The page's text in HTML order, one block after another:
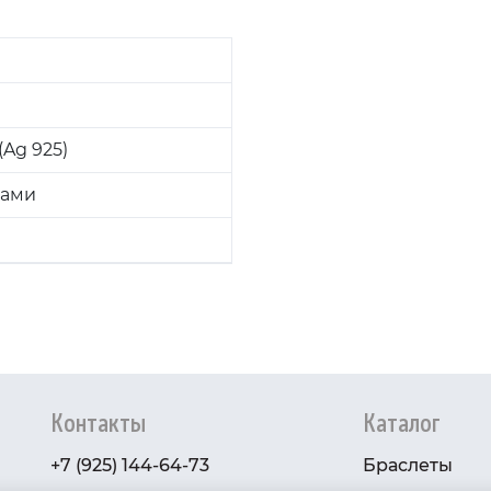
925)
Контакты
+7 (925) 144-64-73
Каталог
Браслеты